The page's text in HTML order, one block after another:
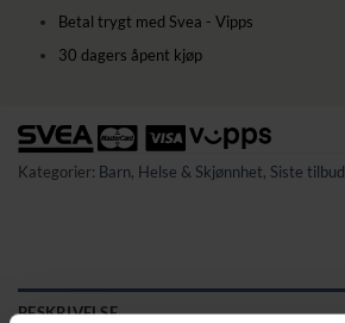
Betal trygt med Svea - Vipps
30 dagers åpent kjøp
Kategorier: Barn, Helse & Skjønnhet, Siste tilbud
BESKRIVELSE